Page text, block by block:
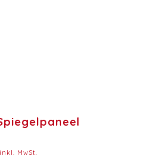
Aktueller
inkl. MwSt.